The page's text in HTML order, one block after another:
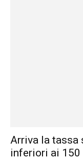
Arriva la
inferiori ai 150